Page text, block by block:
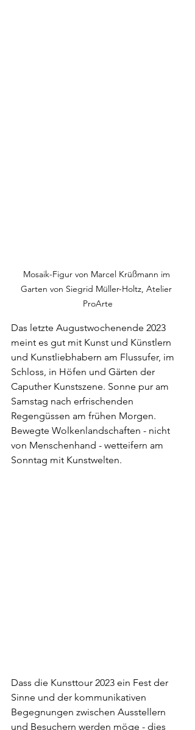
Mosaik-Figur von Marcel Krüßmann im
Garten von Siegrid Müller-Holtz, Atelier
ProArte
Das letzte Augustwochenende 2023
meint es gut mit Kunst und Künstlern
und Kunstliebhabern am Flussufer, im
Schloss, in Höfen und Gärten der
Caputher Kunstszene. Sonne pur am
Samstag nach erfrischenden
Regengüssen am frühen Morgen.
Bewegte Wolkenlandschaften - nicht
von Menschenhand - wetteifern am
Sonntag mit Kunstwelten.
Dass die Kunsttour 2023 ein Fest der
Sinne und der kommunikativen
Begegnungen zwischen Ausstellern
und Besuchern werden möge - dies